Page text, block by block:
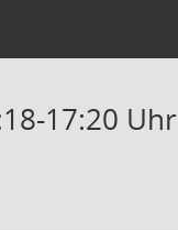
17:20 Uhr